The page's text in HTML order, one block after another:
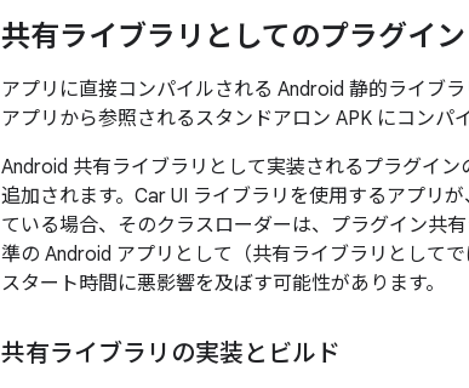
共有ライブラリとしてのプラグイン
アプリに直接コンパイルされる Android 静的ライブ
アプリから参照されるスタンドアロン APK にコンパ
Android 共有ライブラリとして実装されるプラグイ
追加されます。Car UI ライブラリを使用するアプリ
ている場合、そのクラスローダーは、プラグイン共
準の Android アプリとして（共有ライブラリとして
スタート時間に悪影響を及ぼす可能性があります。
共有ライブラリの実装とビルド